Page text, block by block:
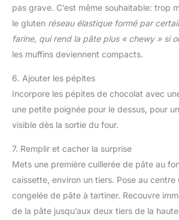
pas grave. C’est même souhaitable: trop
le gluten réseau élastique formé par
farine, qui rend la pâte plus « chewy » si
les muffins deviennent compacts.
6. Ajouter les pépites
Incorpore les pépites de chocolat avec
une petite poignée pour le dessus, pour
visible dès la sortie du four.
7. Remplir et cacher la surprise
Mets une première cuillerée de pâte au
caissette, environ un tiers. Pose au centre
congelée de pâte à tartiner. Recouvre
de la pâte jusqu’aux deux tiers de la